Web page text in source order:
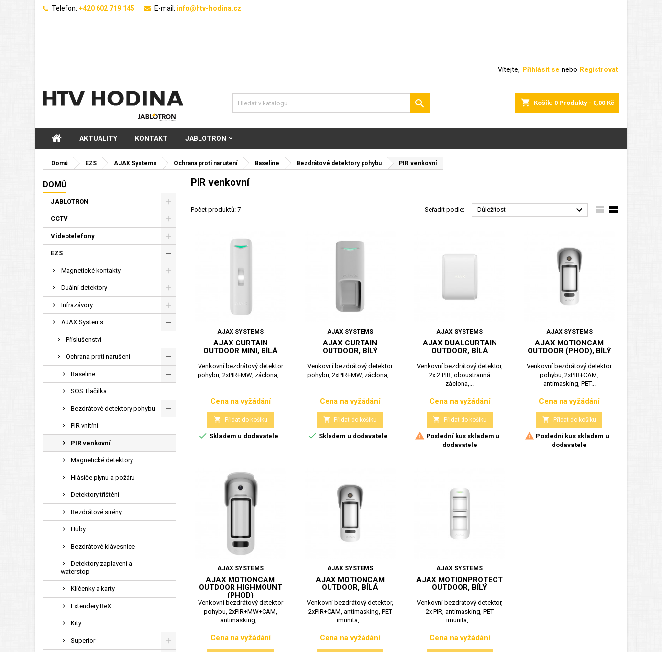
Telefon: +420 602 719 145 E-mail: info@htv-hodina.cz
Vítejte, Přihlásit se nebo Registrovat
shopping_cart Košík: 0 Produkty - 0,00 Kč

AKTUALITY KONTAKT JABLOTRON
Domů EZS AJAX Systems Ochrana proti narušení Baseline Bezdrátové detektory pohybu PIR venkovní
DOMŮ
JABLOTRON
CCTV
Videotelefony
EZS
Magnetické kontakty
Duální detektory
Infrazávory
AJAX Systems
Příslušenství
Ochrana proti narušení
Baseline
SOS Tlačítka
Bezdrátové detektory pohybu
PIR vnitřní
PIR venkovní
Magnetické detektory
Hlásiče plynu a požáru
Detektory tříštění
Bezdrátové sirény
Huby
Bezdrátové klávesnice
Detektory zaplavení a
waterstop
Klíčenky a karty
Extendery ReX
Kity
Superior
PIR venkovní
Počet produktů: 7 Seřadit podle: Důležitost   
AJAX SYSTEMS
AJAX CURTAIN
OUTDOOR MINI, BÍLÁ
Venkovní bezdrátový detektor
pohybu, 2xPIR+MW, záclona,...
Cena
Cena na vyžádání
 Přidat do košíku
 Skladem u dodavatele
AJAX SYSTEMS
AJAX CURTAIN
OUTDOOR, BÍLÝ
Venkovní bezdrátový detektor
pohybu, 2xPIR+MW, záclona,...
Cena
Cena na vyžádání
 Přidat do košíku
 Skladem u dodavatele
AJAX SYSTEMS
AJAX DUALCURTAIN
OUTDOOR, BÍLÁ
Venkovní bezdrátový detektor,
2x 2 PIR, oboustranná
záclona,...
Cena
Cena na vyžádání
 Přidat do košíku
 Poslední kus skladem u
dodavatele
AJAX SYSTEMS
AJAX MOTIONCAM
OUTDOOR (PHOD), BÍLÝ
Venkovní bezdrátový detektor
pohybu, 2xPIR+CAM,
antimasking, PET...
Cena
Cena na vyžádání
 Přidat do košíku
 Poslední kus skladem u
dodavatele
AJAX SYSTEMS
AJAX MOTIONCAM
OUTDOOR HIGHMOUNT
(PHOD)
Venkovní bezdrátový detektor
pohybu, 2xPIR+MW+CAM,
antimasking,...
Cena
Cena na vyžádání
AJAX SYSTEMS
AJAX MOTIONCAM
OUTDOOR, BÍLÁ
Venkovní bezdrátový detektor,
2xPIR+CAM, antimasking, PET
imunita,...
Cena
Cena na vyžádání
AJAX SYSTEMS
AJAX MOTIONPROTECT
OUTDOOR, BÍLÝ
Venkovní bezdrátový detektor,
2x PIR, antimasking, PET
imunita,...
Cena
Cena na vyžádání